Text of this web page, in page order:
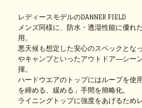
レディースモデルのDANNER FIELD
メンズ同様に、防水・透湿性能に優れ
用。
悪天候も想定した安心のスペックとな
やキャンプといったアウトドア―シー
揮。
ハードウエアのトップにはループを使
を締める、緩める」手間を簡略化。
ライニングトップに強度をあげるため